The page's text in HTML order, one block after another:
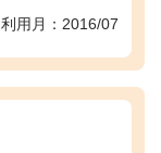
利用月：2016/07